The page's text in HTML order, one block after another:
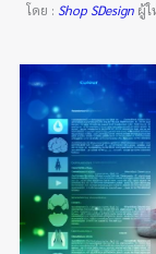
โดย : Shop SDesign ผู้